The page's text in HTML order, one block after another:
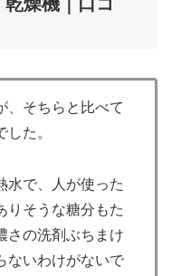
、そちらと比べて
た。
水で、人が使った
りそうな糖分もた
さの洗剤ぶちまけ
ないわけがないで